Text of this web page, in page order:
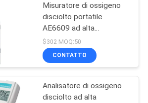
di tds
Misuratore di ossigeno
disciolto portatile
AE6609 ad alta
precisione con sonda da
3,5 m e ATC per
acquacoltura e acque
$302 MOQ:50
CONTATTO
Analisatore di ossigeno
disciolto ad alta